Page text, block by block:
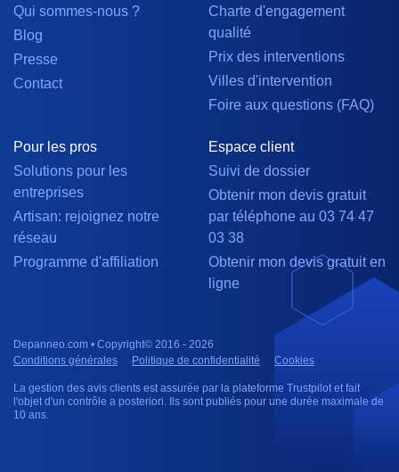
Qui sommes-nous ?
Blog
Presse
Contact
Charte d'engagement
qualité
Prix des interventions
Villes d'intervention
Foire aux questions (FAQ)
Pour les pros
Solutions pour les
entreprises
Artisan: rejoignez notre
réseau
Programme d'affiliation
Espace client
Suivi de dossier
Obtenir mon devis gratuit
par téléphone au 03 74 47
03 38
Obtenir mon devis gratuit en
ligne
Depanneo.com • Copyright© 2016 - 2026
Conditions générales
Politique de confidentialité Cookies
La gestion des avis clients est assurée par la plateforme Trustpilot et fait
l'objet d'un contrôle a posteriori. Ils sont publiés pour une durée maximale de
10 ans.